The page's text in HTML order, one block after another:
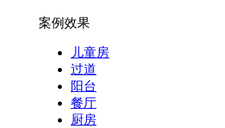
案例效果
儿童房
过道
阳台
餐厅
厨房